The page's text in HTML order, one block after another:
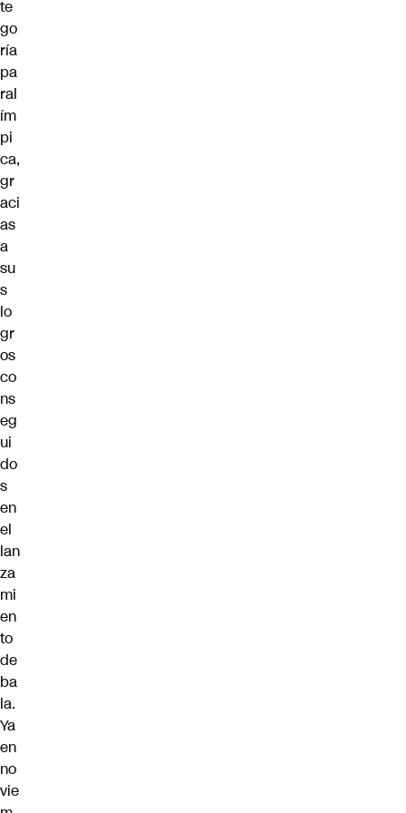
te
go
ría
pa
ral
ím
pi
ca,
gr
aci
as
a
su
s
lo
gr
os
co
ns
eg
ui
do
s
en
el
lan
za
mi
en
to
de
ba
la.
Ya
en
no
vie